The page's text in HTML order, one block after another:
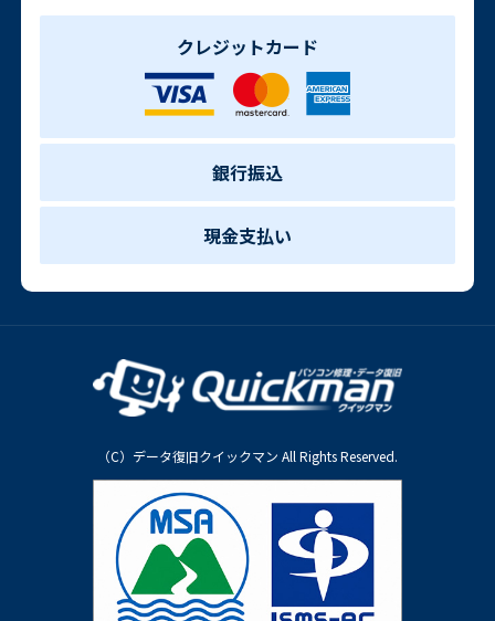
クレジットカード
銀行振込
現金支払い
（C）データ復旧クイックマン All Rights Reserved.